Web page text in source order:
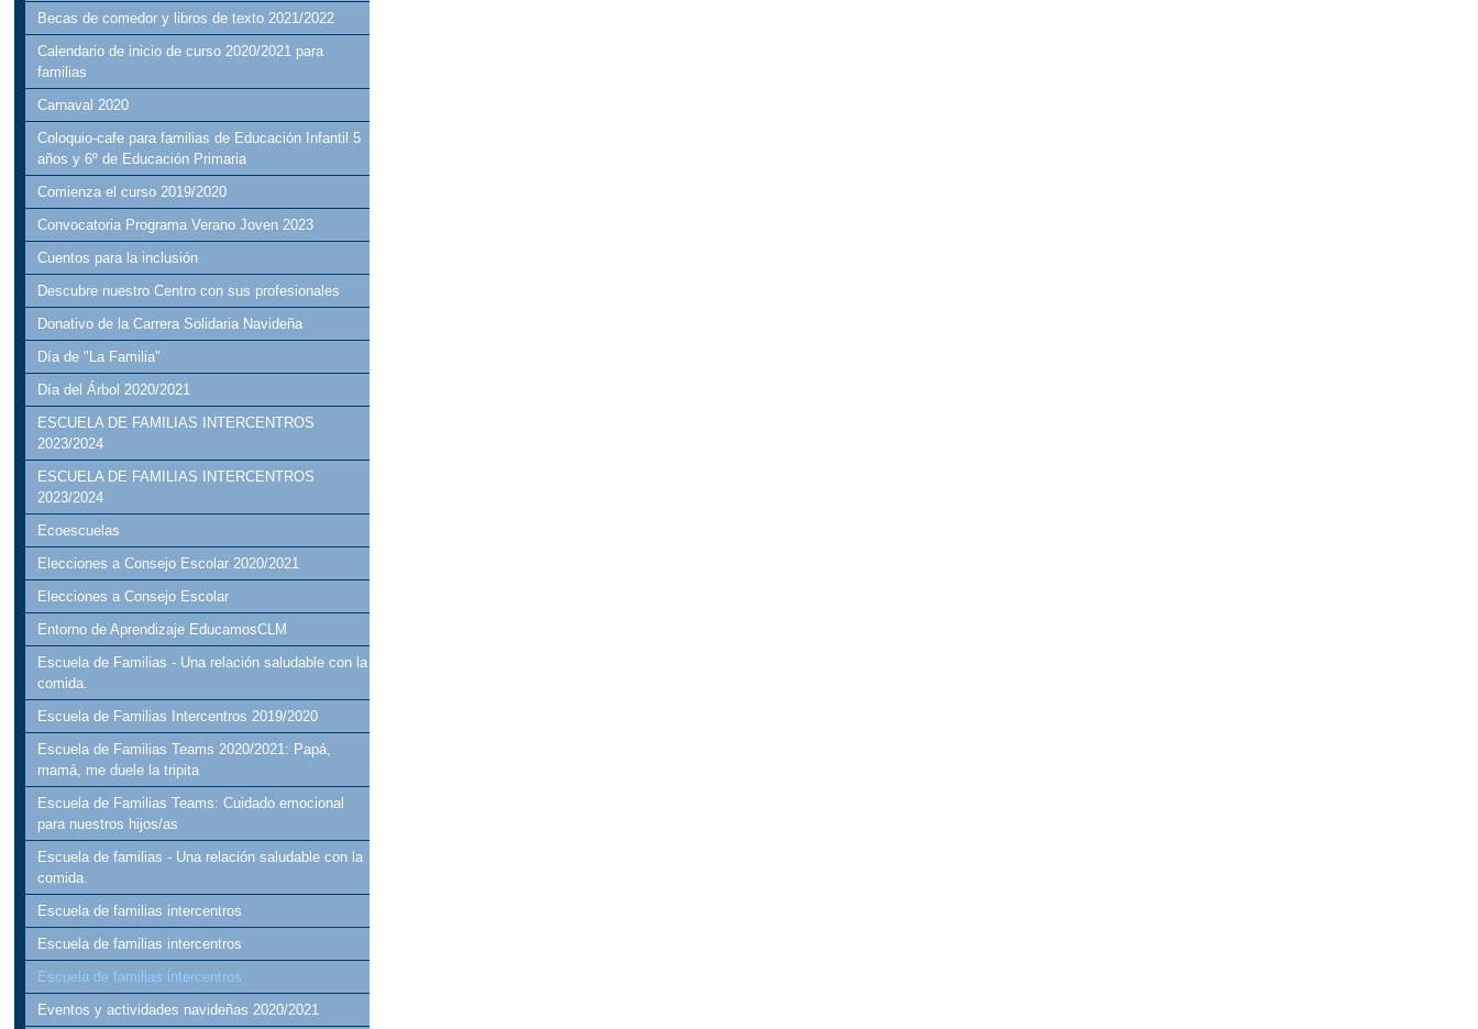
Becas de comedor y libros de texto 2021/2022
Calendario de inicio de curso 2020/2021 para
familias
Carnaval 2020
Coloquio-cafe para familias de Educación Infantil 5
años y 6º de Educación Primaria
Comienza el curso 2019/2020
Convocatoria Programa Verano Joven 2023
Cuentos para la inclusión
Descubre nuestro Centro con sus profesionales
Donativo de la Carrera Solidaria Navideña
Día de "La Familia"
Día del Árbol 2020/2021
ESCUELA DE FAMILIAS INTERCENTROS
2023/2024
ESCUELA DE FAMILIAS INTERCENTROS
2023/2024
Ecoescuelas
Elecciones a Consejo Escolar 2020/2021
Elecciones a Consejo Escolar
Entorno de Aprendizaje EducamosCLM
Escuela de Familias - Una relación saludable con la
comida.
Escuela de Familias Intercentros 2019/2020
Escuela de Familias Teams 2020/2021: Papá,
mamá, me duele la tripita
Escuela de Familias Teams: Cuidado emocional
para nuestros hijos/as
Escuela de familias - Una relación saludable con la
comida.
Escuela de familias intercentros
Escuela de familias intercentros
Escuela de familias intercentros
Eventos y actividades navideñas 2020/2021